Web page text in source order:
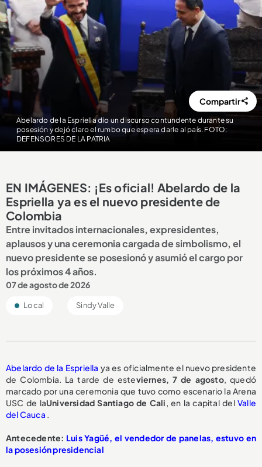
Abelardo de la Espriella dio un discurso contundente durante su
posesión y dejó claro el rumbo que espera darle al país. FOTO:
DEFENSORES DE LA PATRIA
Compartir
EN IMÁGENES: ¡Es oficial! Abelardo de la
Espriella ya es el nuevo presidente de
Colombia
Entre invitados internacionales, expresidentes,
aplausos y una ceremonia cargada de simbolismo, el
nuevo presidente se posesionó y asumió el cargo por
los próximos 4 años.
07 de agosto de 2026
Local Sindy Valle
Abelardo de la Espriella ya es oficialmente el nuevo presidente
de Colombia. La tarde de esteviernes, 7 de agosto, quedó
marcado por una ceremonia que tuvo como escenario la Arena
USC de laUniversidad Santiago de Cali, en la capital del Valle
del Cauca .
Antecedente: Luis Yagüé, el vendedor de panelas, estuvo en
la posesión presidencial